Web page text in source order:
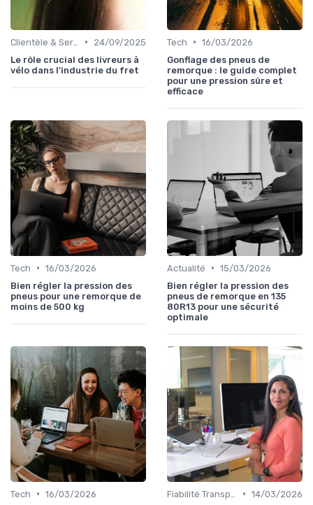
•
24/09/2025
Le rôle crucial des livreurs à
vélo dans l'industrie du fret
Tech • 16/03/2026
Gonflage des pneus de
remorque : le guide complet
pour une pression sûre et
efficace
Tech • 16/03/2026
Bien régler la pression des
pneus pour une remorque de
moins de 500 kg
Actualité • 15/03/2026
Bien régler la pression des
pneus de remorque en 135
80R13 pour une sécurité
optimale
Tech • 16/03/2026
• 14/03/2026